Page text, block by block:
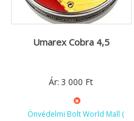
Umarex Cobra 4,5
Ár: 3 000 Ft
Önvédelmi Bolt World Mall (